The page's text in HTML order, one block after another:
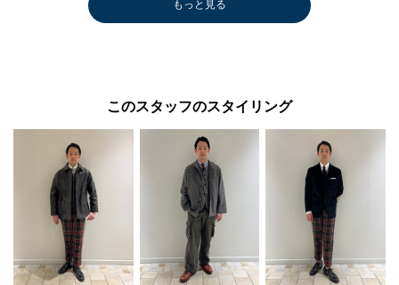
もっと見る
このスタッフのスタイリング